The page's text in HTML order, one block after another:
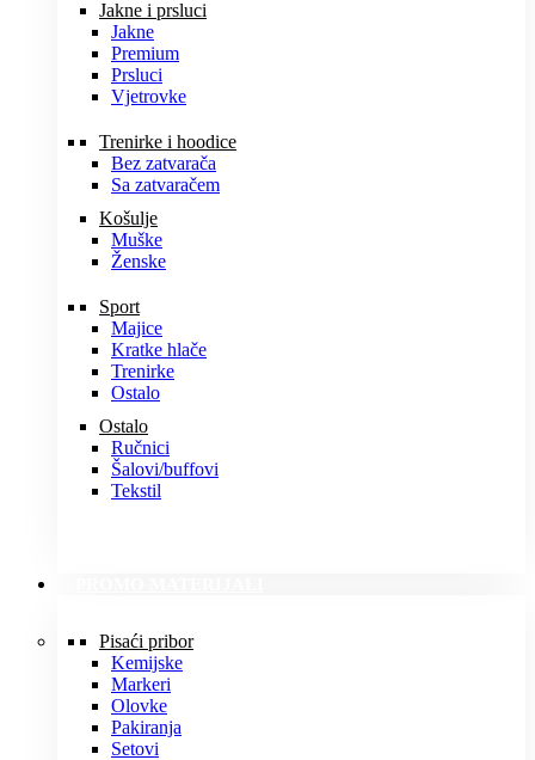
Jakne i prsluci
Jakne
Premium
Prsluci
Vjetrovke
Trenirke i hoodice
Bez zatvarača
Sa zatvaračem
Košulje
Muške
Ženske
Sport
Majice
Kratke hlače
Trenirke
Ostalo
Ostalo
Ručnici
Šalovi/buffovi
Tekstil
Pisaći pribor
Kemijske
Markeri
Olovke
Pakiranja
Setovi